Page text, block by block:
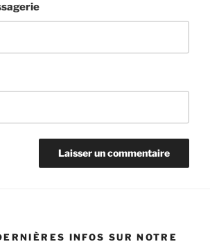
INFOS SUR NOTRE